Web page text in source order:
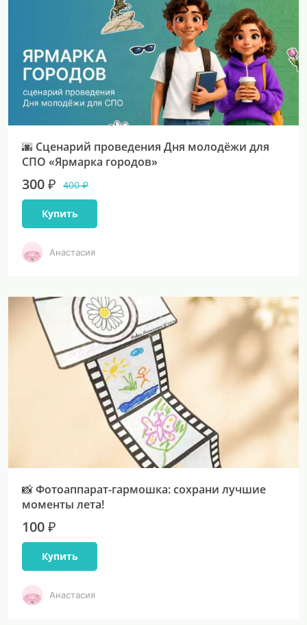
🌆 Сценарий проведения Дня молодёжи для
СПО «Ярмарка городов»
300 ₽ 400 ₽
Купить
Анастасия
📸 Фотоаппарат-гармошка: сохрани лучшие
моменты лета!
100 ₽
Купить
Анастасия